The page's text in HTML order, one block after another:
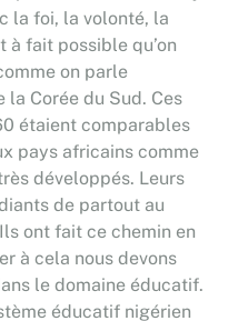
la foi, la volonté, la
fait possible qu’on
on parle
la Corée du Sud. Ces
étaient comparables
pays africains comme
développés. Leurs
de partout au
ont fait ce chemin en
à cela nous devons
le domaine éducatif.
éducatif nigérien